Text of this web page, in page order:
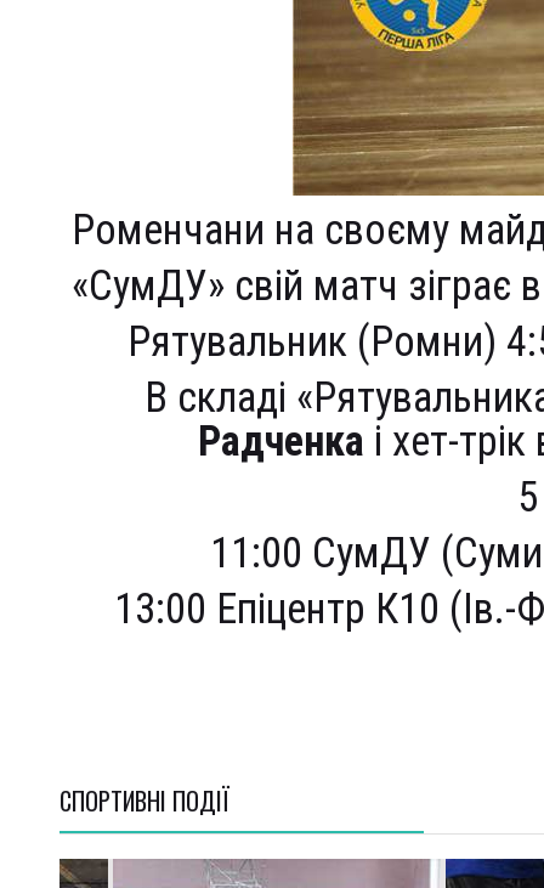
Роменчани на своєму
«СумДУ» свій матч зіграє
Рятувальник (Ромни)
В складі
Радченка і хет-
11:00 СумДУ (Суми)
13:00 Епіцентр К10 (Ів.-
СПОРТИВНI ПОДІЇ